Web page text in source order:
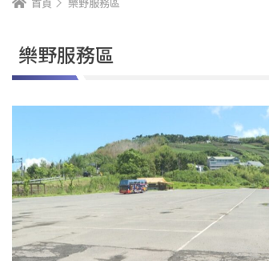
首頁 樂野服務區
樂野服務區